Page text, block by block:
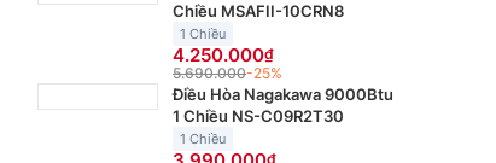
Chiều MSAFII-10CRN8
1 Chiều
4.250.000
5.690.000-25%
Điều Hòa Nagakawa 9000Btu
1 Chiều NS-C09R2T30
1 Chiều